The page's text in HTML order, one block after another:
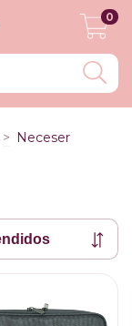
0
> Neceser